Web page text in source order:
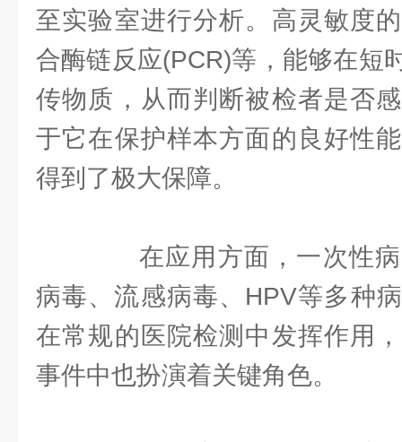
至实验室进行分析。高灵敏度
合酶链反应(PCR)等，能够在短
传物质，从而判断被检者是否
于它在保护样本方面的良好性
得到了极大保障。
在应用方面，一次性病
病毒、流感病毒、HPV等多种
在常规的医院检测中发挥作用
事件中也扮演着关键角色。